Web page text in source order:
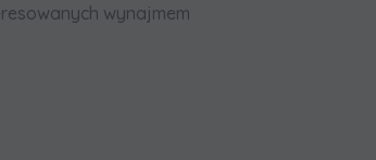
wynajmem